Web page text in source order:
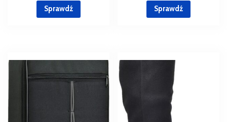
Sprawdź Sprawdź